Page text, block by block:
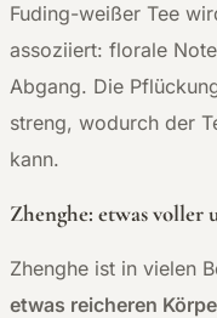
Fuding-weißer Tee
assoziiert: florale
Abgang. Die
streng, wodurch der
kann.
Zhenghe: etwas voller
Zhenghe ist in vielen
etwas reicheren